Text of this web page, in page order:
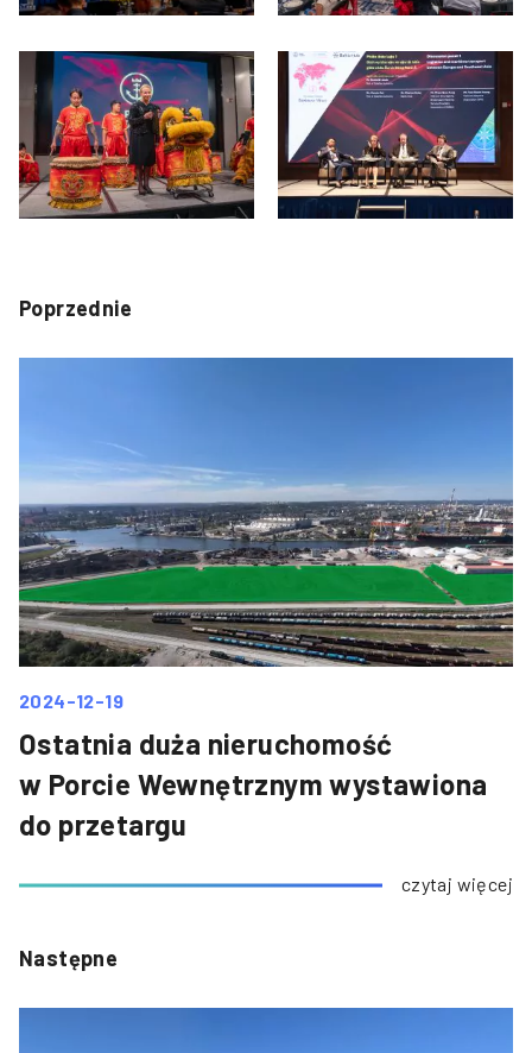
Poprzednie
2024-12-19
Ostatnia duża nieruchomość
w Porcie Wewnętrznym wystawiona
do przetargu
czytaj więcej
Następne